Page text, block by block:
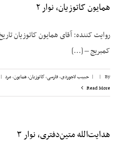
همایون کاتوزیان، نوار ۲
کمبریج – [...]
By
|
| حبیب لاجوردی,فارسی,کاتوزیان، همایون,مرد |
Read More
هدایت‌الله متین‌دفتری، نوار ۳